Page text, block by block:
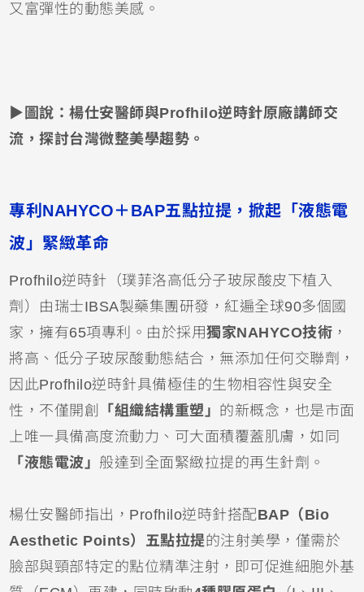
又富彈性的動態美感。
▶圖說：楊仕安醫師與Profhilo逆時針原廠講師交
流，探討台灣微整美學趨勢。
專利NAHYCO＋BAP五點拉提，掀起「液態電
波」緊緻革命
Profhilo逆時針（璞菲洛高低分子玻尿酸皮下植入
劑）由瑞士IBSA製藥集團研發，紅遍全球90多個國
家，擁有65項專利。由於採用獨家NAHYCO技術 ，
將高、低分子玻尿酸動態結合，無添加任何交聯劑，
因此Profhilo逆時針具備極佳的生物相容性與安全
性，不僅開創
「組織結構重塑」 的新概念，也是市面
上唯一具備高度流動力、可大面積覆蓋肌膚，如同
「液態電波」 般達到全面緊緻拉提的再生針劑。
楊仕安醫師指出，Profhilo逆時針搭配BAP（Bio
Aesthetic Points）五點拉提的注射美學，僅需於
臉部與頸部特定的點位精準注射，即可促進細胞外基